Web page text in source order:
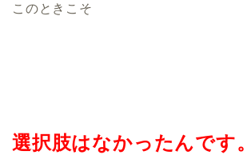
このときこそ
選択肢はなかったんです。